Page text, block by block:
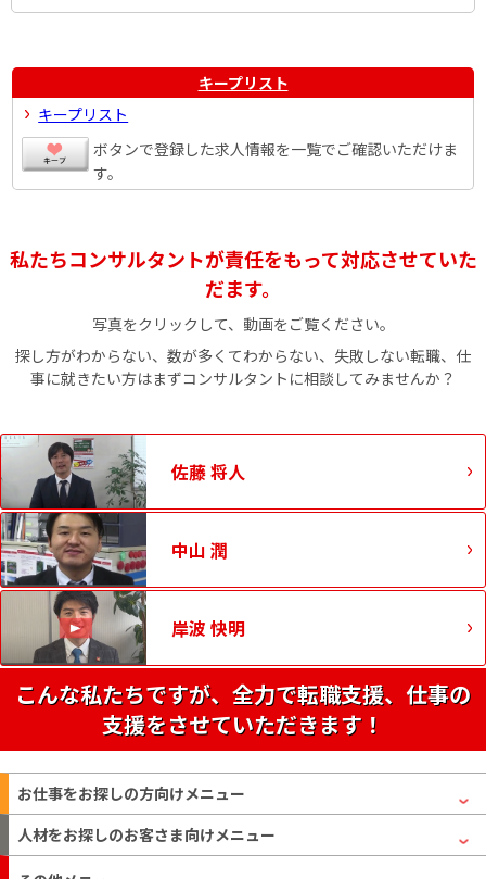
キープリスト
キープリスト
ボタンで登録した求人情報を一覧でご確認いただけま
す。
私たちコンサルタントが責任をもって対応させていた
だます。
写真をクリックして、動画をご覧ください。
探し方がわからない、数が多くてわからない、失敗しない転職、仕
事に就きたい方はまずコンサルタントに相談してみませんか？
佐藤 将人
中山 潤
岸波 快明
こんな私たちですが、全力で転職支援、仕事の
支援をさせていただきます！
お仕事をお探しの方向けメニュー
人材をお探しのお客さま向けメニュー